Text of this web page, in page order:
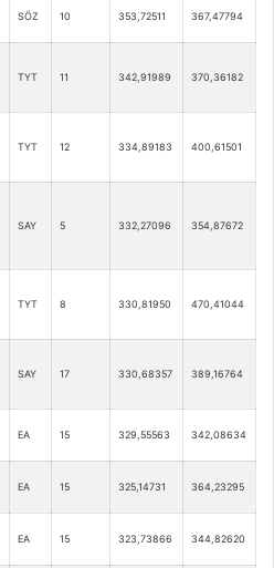
SÖZ 10 353,72511 367,47794
TYT 11 342,91989 370,36182
TYT 12 334,89183 400,61501
SAY 5 332,27096 354,87672
TYT 8 330,81950 470,41044
SAY 17 330,68357 389,16764
EA 15 329,55563 342,08634
EA 15 325,14731 364,23295
EA 15 323,73866 344,82620